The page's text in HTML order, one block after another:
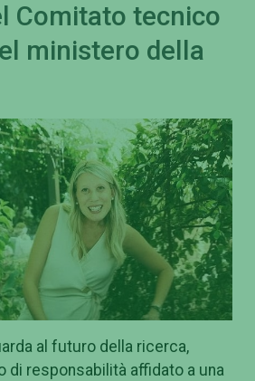
Comitato tecnico
ministero della
al futuro della ricerca,
di responsabilità affidato a una